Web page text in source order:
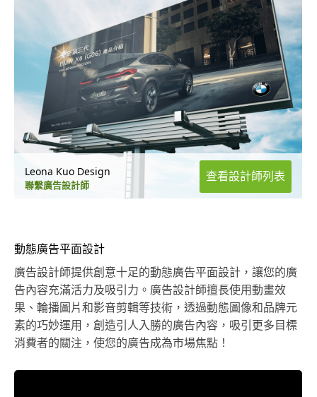
Leona Kuo Design
聯繫廣告設計師
查看設計師列表
動態廣告平面設計
廣告設計師提供創意十足的動態廣告平面設計，讓您的廣
告內容充滿活力及吸引力。廣告設計師擅長使用動畫效
果、輪播圖片和影音剪輯等技術，透過動態圖像和品牌元
素的巧妙運用，創造引人入勝的廣告內容，吸引更多目標
消費者的關注，使您的廣告成為市場焦點！